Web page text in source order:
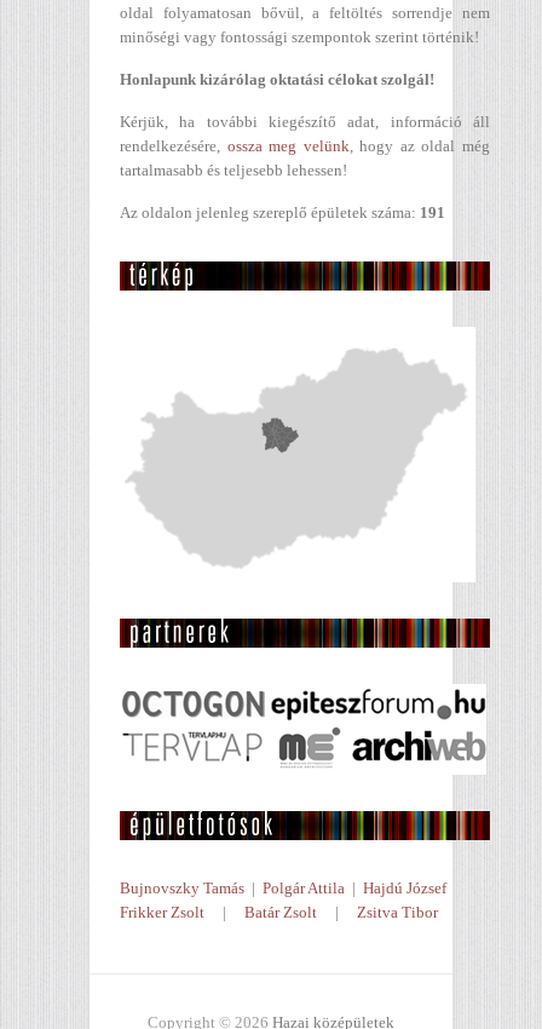
oldal folyamatosan bővül, a feltöltés sorrendje nem
minőségi vagy fontossági szempontok szerint történik!
Honlapunk kizárólag oktatási célokat szolgál!
Kérjük, ha további kiegészítő adat, információ áll
rendelkezésére, ossza meg velünk, hogy az oldal még
tartalmasabb és teljesebb lehessen!
Az oldalon jelenleg szereplő épületek száma: 191
Bujnovszky Tamás | Polgár Attila | Hajdú József
Frikker Zsolt | Batár Zsolt | Zsitva Tibor
Copyright © 2026 Hazai középületek